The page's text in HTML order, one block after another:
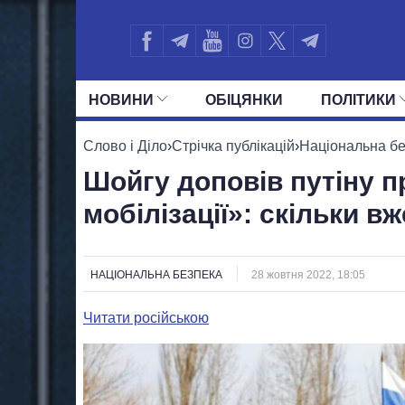
НОВИНИ ОБIЦЯНКИ ПОЛIТИКИ
УСІ ПОЛІТИКИ ПРЕЗИДЕНТ І
Слово і Діло›Стрічка публікацій›Національна
Шойгу доповів путіну
мобілізації»: скільки
НАЦІОНАЛЬНА БЕЗПЕКА 28 жовтня 2022, 18:05
Читати російською